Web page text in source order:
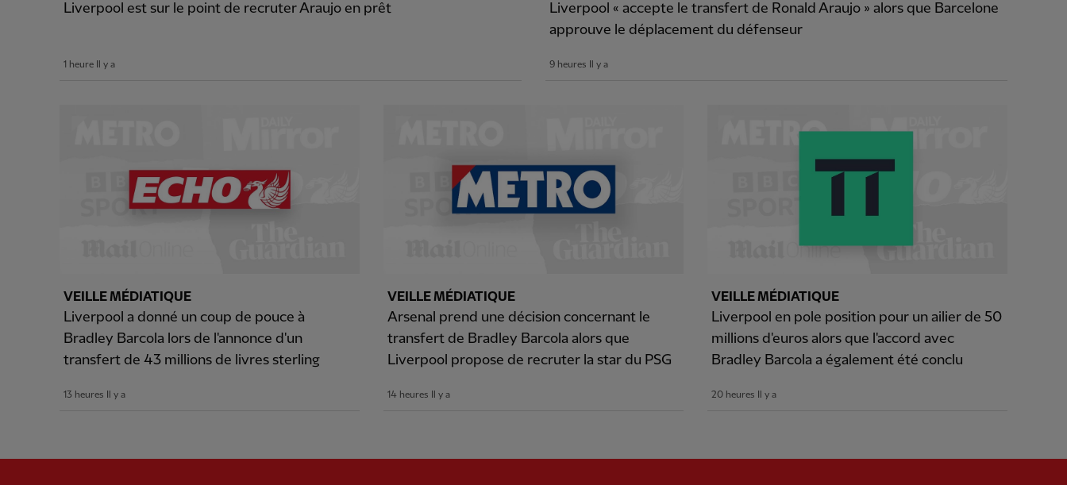
Liverpool est sur le point de recruter Araujo en prêt
1 heure Il y a
Liverpool « accepte le transfert de Ronald Araujo » alors que Barcelone
approuve le déplacement du défenseur
9 heures Il y a
VEILLE MÉDIATIQUE
Liverpool a donné un coup de pouce à
Bradley Barcola lors de l'annonce d'un
transfert de 43 millions de livres sterling
13 heures Il y a
VEILLE MÉDIATIQUE
Arsenal prend une décision concernant le
transfert de Bradley Barcola alors que
Liverpool propose de recruter la star du PSG
14 heures Il y a
VEILLE MÉDIATIQUE
Liverpool en pole position pour un ailier de 50
millions d'euros alors que l'accord avec
Bradley Barcola a également été conclu
20 heures Il y a